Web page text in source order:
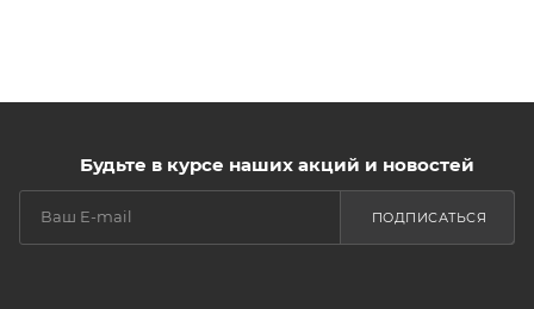
Будьте в курсе наших акций и новостей
ПОДПИСАТЬСЯ